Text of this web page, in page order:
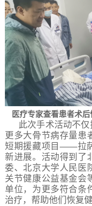
医疗专家查看患者术
此次手术活动不
更多大骨节病存量患
短期援藏项目——拉
新进展。活动得到了
委、北京大学人民医
关节健康公益基金会
单位，为更多符合条
治疗，帮助他们恢复健